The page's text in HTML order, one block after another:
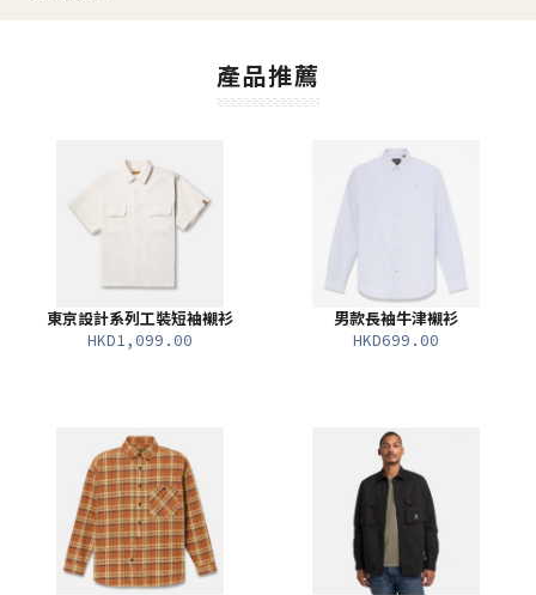
產品推薦
東京設計系列工裝短袖襯衫
HKD1,099.00
男款長袖牛津襯衫
HKD699.00